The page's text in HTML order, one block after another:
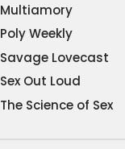
Multiamory
Poly Weekly
Savage Lovecast
Sex Out Loud
The Science of Sex